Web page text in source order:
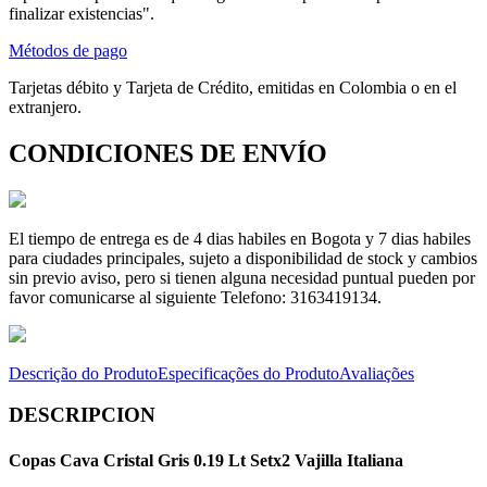
finalizar existencias".
Métodos de pago
Tarjetas débito y Tarjeta de Crédito, emitidas en Colombia o en el
extranjero.
CONDICIONES DE ENVÍO
El tiempo de entrega es de 4 dias habiles en Bogota y 7 dias habiles
para ciudades principales, sujeto a disponibilidad de stock y cambios
sin previo aviso, pero si tienen alguna necesidad puntual pueden por
favor comunicarse al siguiente Telefono: 3163419134.
Descrição do ProdutoEspecificações do ProdutoAvaliações
DESCRIPCION
Copas Cava Cristal Gris 0.19 Lt Setx2 Vajilla Italiana